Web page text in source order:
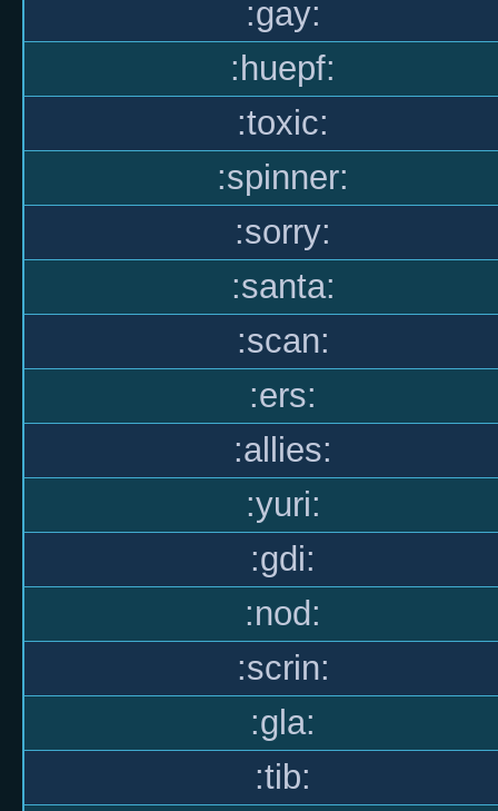
:gay:
:huepf:
:toxic:
:spinner:
:sorry:
:santa:
:scan:
:ers:
:allies:
:yuri:
:gdi:
:nod:
:scrin:
:gla:
:tib: